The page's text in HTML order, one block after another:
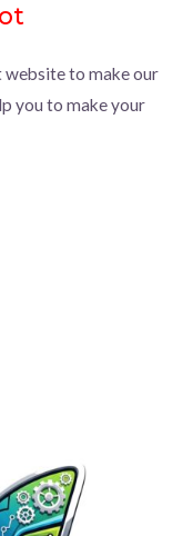
to make our
you to make your